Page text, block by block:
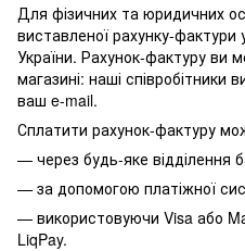
Для фізичних та юридичних
виставленої рахунку-фактури
України. Рахунок-фактуру ви
магазині: наші
ваш e-mail.
Сплатити рахунок-фактуру
— через будь-яке відділення
— за допомогою платіжної
— використовуючи Visa або
LiqPay.